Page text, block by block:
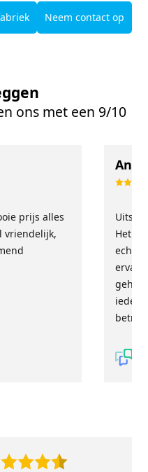
Neem contact op
ons met een 9/10
prijs alles
vriendelijk,
Het
echt